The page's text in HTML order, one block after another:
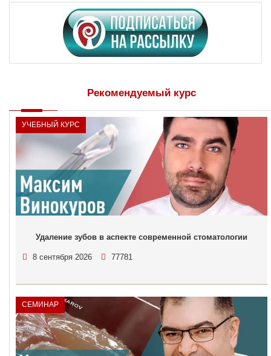
Рекомендуемый курс
УЧЕБНЫЙ КУРС
Удаление зубов в аспекте современной стоматологии
8 сентября 2026 77781
СЕМИНАР